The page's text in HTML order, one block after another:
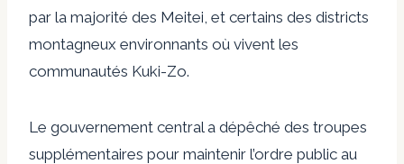
par la majorité des Meitei, et certains des districts
montagneux environnants où vivent les
communautés Kuki-Zo.
Le gouvernement central a dépêché des troupes
supplémentaires pour maintenir l’ordre public au